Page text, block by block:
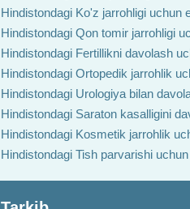
Hindistondagi Ko'z jarrohligi uchun
Hindistondagi Qon tomir jarrohligi
Hindistondagi Fertillikni davolash
Hindistondagi Ortopedik jarrohlik
Hindistondagi Urologiya bilan
Hindistondagi Saraton kasalligini
Hindistondagi Kosmetik jarrohlik
Hindistondagi Tish parvarishi